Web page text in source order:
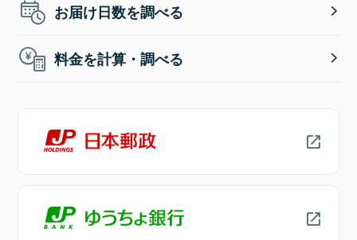
お届け日数を調べる
料金を計算・調べる